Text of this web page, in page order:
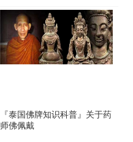
『泰国佛牌知识科普』关于药
师佛佩戴